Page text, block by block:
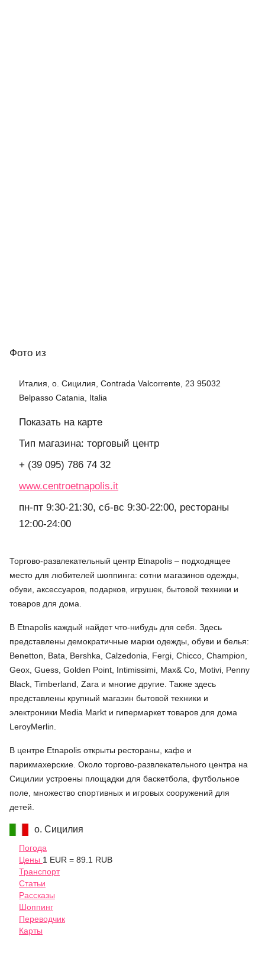
Фото из
Италия, о. Сицилия, Contrada Valcorrente, 23 95032
Belpasso Catania, Italia
Показать на карте
Тип магазина: торговый центр
+ (39 095) 786 74 32
www.centroetnapolis.it
пн-пт 9:30-21:30, сб-вс 9:30-22:00, рестораны
12:00-24:00
Торгово-развлекательный центр Etnapolis – подходящее
место для любителей шоппинга: сотни магазинов одежды,
обуви, аксессуаров, подарков, игрушек, бытовой техники и
товаров для дома.
В Etnapolis каждый найдет что-нибудь для себя. Здесь
представлены демократичные марки одежды, обуви и белья:
Benetton, Bata, Bershka, Calzedonia, Fergi, Chicco, Champion,
Geox, Guess, Golden Point, Intimissimi, Max& Co, Motivi, Penny
Black, Timberland, Zara и многие другие. Также здесь
представлены крупный магазин бытовой техники и
электроники Media Markt и гипермаркет товаров для дома
LeroyMerlin.
В центре Etnapolis открыты рестораны, кафе и
парикмахерские. Около торгово-развлекательного центра на
Сицилии устроены площадки для баскетбола, футбольное
поле, множество спортивных и игровых сооружений для
детей.
о. Сицилия
Погода
Цены 1 EUR = 89.1 RUB
Транспорт
Статьи
Рассказы
Шоппинг
Переводчик
Карты